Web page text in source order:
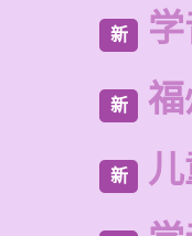
新
新
新